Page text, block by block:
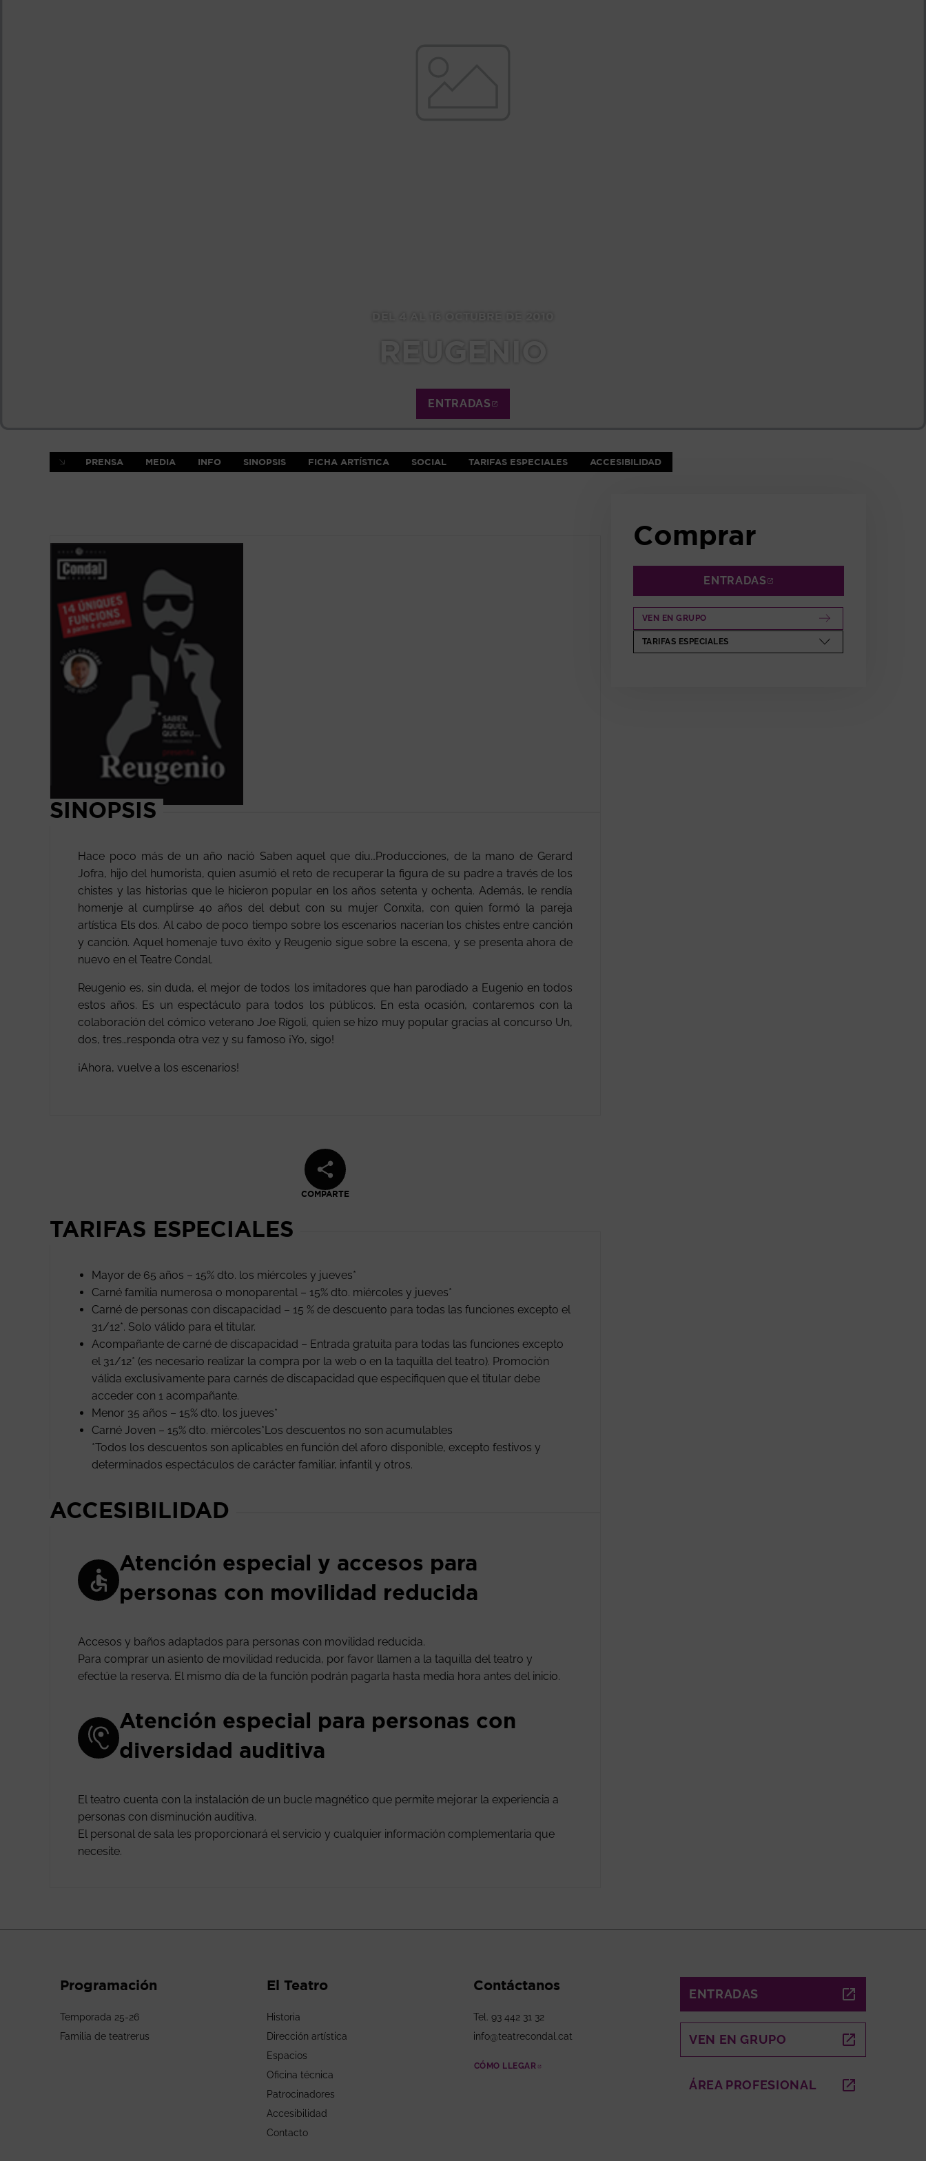
DEL 4 AL 16 OCTUBRE DE 2010
REUGENIO
ENTRADAS
PRENSA MEDIA INFO SINOPSIS FICHA ARTÍSTICA SOCIAL TARIFAS ESPECIALES ACCESIBILIDAD
SINOPSIS
Hace poco más de un año nació Saben aquel que diu…Producciones, de la mano de Gerard
Jofra, hijo del humorista, quien asumió el reto de recuperar la figura de su padre a través de los
chistes y las historias que le hicieron popular en los años setenta y ochenta. Además, le rendía
homenje al cumplirse 40 años del debut con su mujer Conxita, con quien formó la pareja
artística Els dos. Al cabo de poco tiempo sobre los escenarios nacerían los chistes entre canción
y canción. Aquel homenaje tuvo éxito y Reugenio sigue sobre la escena, y se presenta ahora de
nuevo en el Teatre Condal.
Reugenio es, sin duda, el mejor de todos los imitadores que han parodiado a Eugenio en todos
estos años. Es un espectáculo para todos los públicos. En esta ocasión, contaremos con la
colaboración del cómico veterano Joe Rígoli, quien se hizo muy popular gracias al concurso Un,
dos, tres…responda otra vez y su famoso ¡Yo, sigo!
¡Ahora, vuelve a los escenarios!
COMPARTE
TARIFAS ESPECIALES
Mayor de 65 años – 15% dto. los miércoles y jueves*
Carné familia numerosa o monoparental – 15% dto. miércoles y jueves*
Carné de personas con discapacidad – 15 % de descuento para todas las funciones excepto el
31/12*. Solo válido para el titular.
Acompañante de carné de discapacidad – Entrada gratuita para todas las funciones excepto
el 31/12* (es necesario realizar la compra por la web o en la taquilla del teatro). Promoción
válida exclusivamente para carnés de discapacidad que especifiquen que el titular debe
acceder con 1 acompañante.
Menor 35 años – 15% dto. los jueves*
Carné Joven – 15% dto. miércoles*Los descuentos no son acumulables
*Todos los descuentos son aplicables en función del aforo disponible, excepto festivos y
determinados espectáculos de carácter familiar, infantil y otros.
ACCESIBILIDAD
Atención especial y accesos para
personas con movilidad reducida
Accesos y baños adaptados para personas con movilidad reducida.
Para comprar un asiento de movilidad reducida, por favor llamen a la taquilla del teatro y
efectúe la reserva. El mismo día de la función podrán pagarla hasta media hora antes del inicio.
Atención especial para personas con
diversidad auditiva
El teatro cuenta con la instalación de un bucle magnético que permite mejorar la experiencia a
personas con disminución auditiva.
El personal de sala les proporcionará el servicio y cualquier información complementaria que
necesite.
Comprar
ENTRADAS
VEN EN GRUPO
TARIFAS ESPECIALES
Programación
Temporada 25-26
Familia de teatrerus
El Teatro
Historia
Dirección artística
Espacios
Oficina técnica
Patrocinadores
Accesibilidad
Contacto
Contáctanos
Tel. 93 442 31 32
info@teatrecondal.cat
CÓMO LLEGAR
ENTRADAS ABRE EN NUEVA VENTANA
VEN EN GRUPO ABRE EN NUEVA VENTANA
ÁREA PROFESIONAL ABRE EN NUEVA